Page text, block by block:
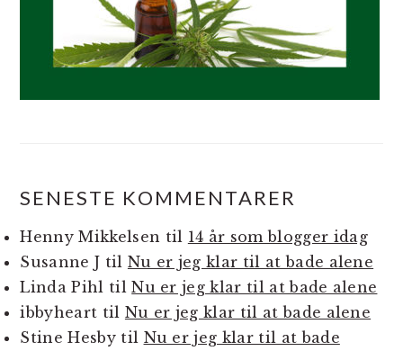
SENESTE KOMMENTARER
Henny Mikkelsen til 14 år som blogger idag
Susanne J til Nu er jeg klar til at bade alene
Linda Pihl tilNu er jeg klar til at bade alene
ibbyheart til Nu er jeg klar til at bade alene
Stine Hesbytil Nu er jeg klar til at bade